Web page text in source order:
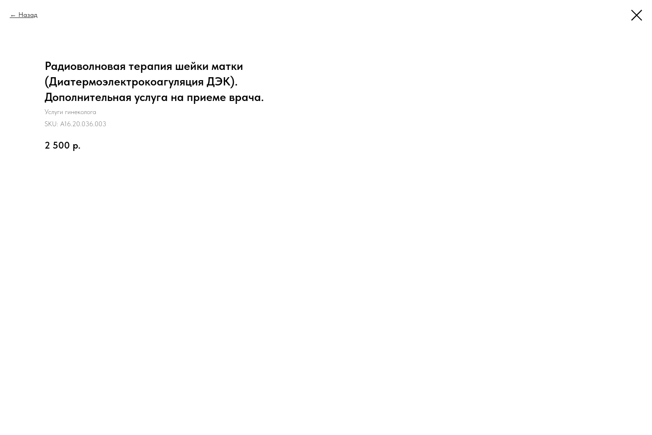
Назад
Радиоволновая терапия шейки матки
(Диатермоэлектрокоагуляция ДЭК).
Дополнительная услуга на приеме врача.
Услуги гинеколога
SKU: A16.20.036.003
2 500 р.